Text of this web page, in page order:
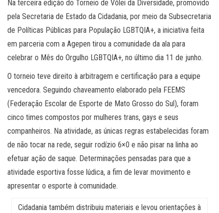
Na terceira edição do Torneio de Vôlei da Diversidade, promovido
pela Secretaria de Estado da Cidadania, por meio da Subsecretaria
de Políticas Públicas para População LGBTQIA+, a iniciativa feita
em parceria com a Agepen tirou a comunidade da ala para
celebrar o Mês do Orgulho LGBTQIA+, no último dia 11 de junho.
O torneio teve direito à arbitragem e certificação para a equipe
vencedora. Seguindo chaveamento elaborado pela FEEMS
(Federação Escolar de Esporte de Mato Grosso do Sul), foram
cinco times compostos por mulheres trans, gays e seus
companheiros. Na atividade, as únicas regras estabelecidas foram
de não tocar na rede, seguir rodízio 6×0 e não pisar na linha ao
efetuar ação de saque. Determinações pensadas para que a
atividade esportiva fosse lúdica, a fim de levar movimento e
apresentar o esporte à comunidade.
Cidadania também distribuiu materiais e levou orientações à